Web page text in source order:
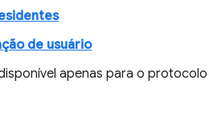
de usuário
apenas para o protocolo